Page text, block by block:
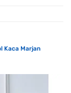
Kaca Marjan